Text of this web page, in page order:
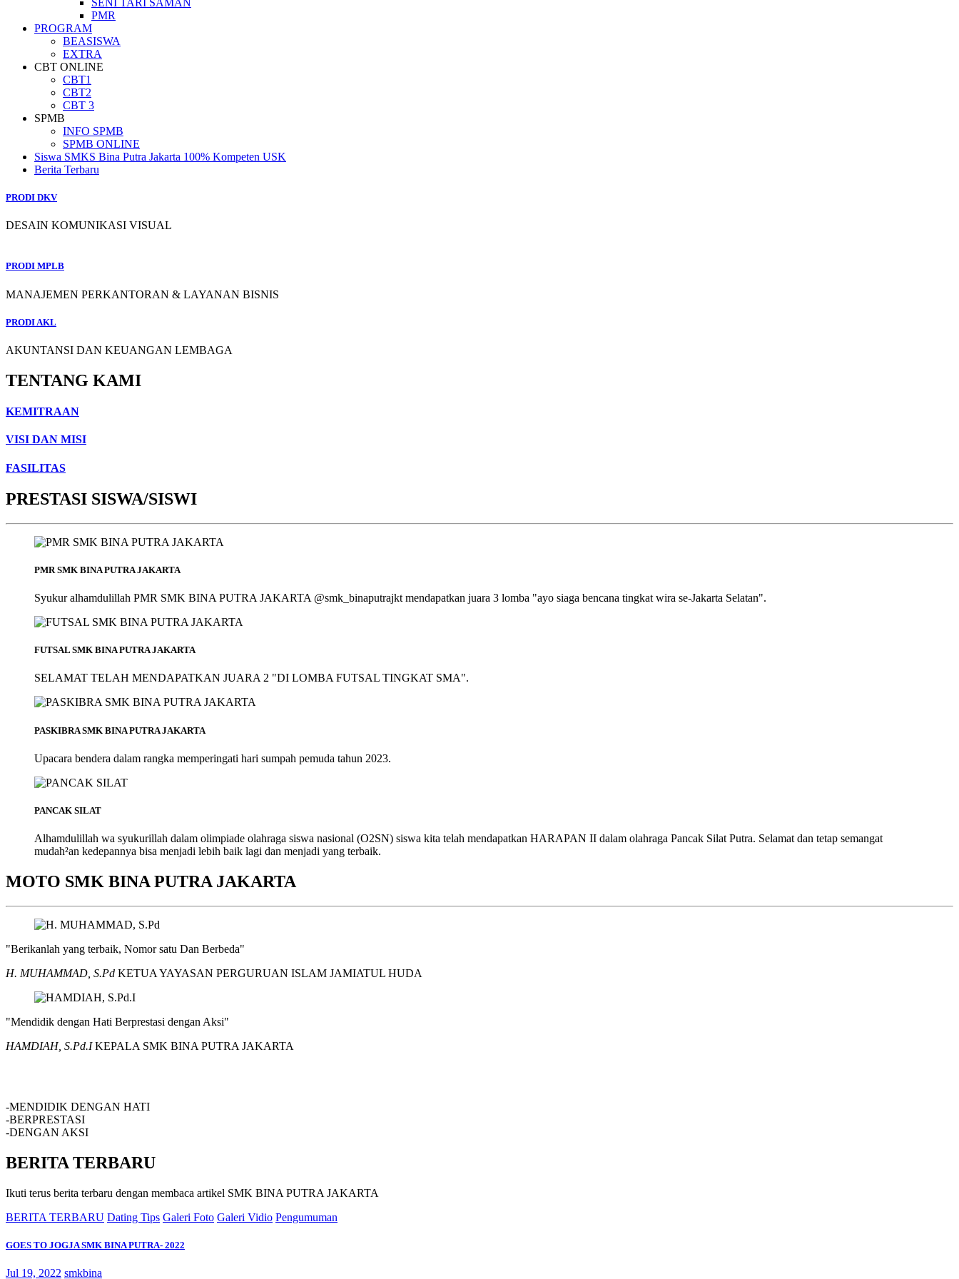
PMR
PROGRAM
BEASISWA
EXTRA
CBT ONLINE
CBT1
CBT2
CBT 3
SPMB
INFO SPMB
SPMB ONLINE
Siswa SMKS Bina Putra Jakarta 100% Kompeten USK
Berita Terbaru
PRODI DKV
DESAIN KOMUNIKASI VISUAL
PRODI MPLB
MANAJEMEN PERKANTORAN & LAYANAN BISNIS
PRODI AKL
AKUNTANSI DAN KEUANGAN LEMBAGA
TENTANG KAMI
KEMITRAAN
VISI DAN MISI
FASILITAS
PRESTASI SISWA/SISWI
PMR SMK BINA PUTRA JAKARTA
Syukur alhamdulillah PMR SMK BINA PUTRA JAKARTA @smk_binaputrajkt mendapatkan juara 3 lomba "ayo siaga bencana tingkat wira se-Jakarta Selatan".
FUTSAL SMK BINA PUTRA JAKARTA
SELAMAT TELAH MENDAPATKAN JUARA 2 "DI LOMBA FUTSAL TINGKAT SMA".
PASKIBRA SMK BINA PUTRA JAKARTA
Upacara bendera dalam rangka memperingati hari sumpah pemuda tahun 2023.
PANCAK SILAT
Alhamdulillah wa syukurillah dalam olimpiade olahraga siswa nasional (O2SN) siswa kita telah mendapatkan HARAPAN II dalam olahraga Pancak Silat Putra. Selamat dan tetap semangat
mudah²an kedepannya bisa menjadi lebih baik lagi dan menjadi yang terbaik.
MOTO SMK BINA PUTRA JAKARTA
"Berikanlah yang terbaik, Nomor satu Dan Berbeda"
H. MUHAMMAD, S.Pd KETUA YAYASAN PERGURUAN ISLAM JAMIATUL HUDA
"Mendidik dengan Hati Berprestasi dengan Aksi"
HAMDIAH, S.Pd.IKEPALA SMK BINA PUTRA JAKARTA
-MENDIDIK DENGAN HATI
-BERPRESTASI
-DENGAN AKSI
BERITA TERBARU
Ikuti terus berita terbaru dengan membaca artikel SMK BINA PUTRA JAKARTA
BERITA TERBARU Dating Tips Galeri Foto Galeri Vidio Pengumuman
GOES TO JOGJA SMK BINA PUTRA- 2022
Jul 19, 2022 smkbina